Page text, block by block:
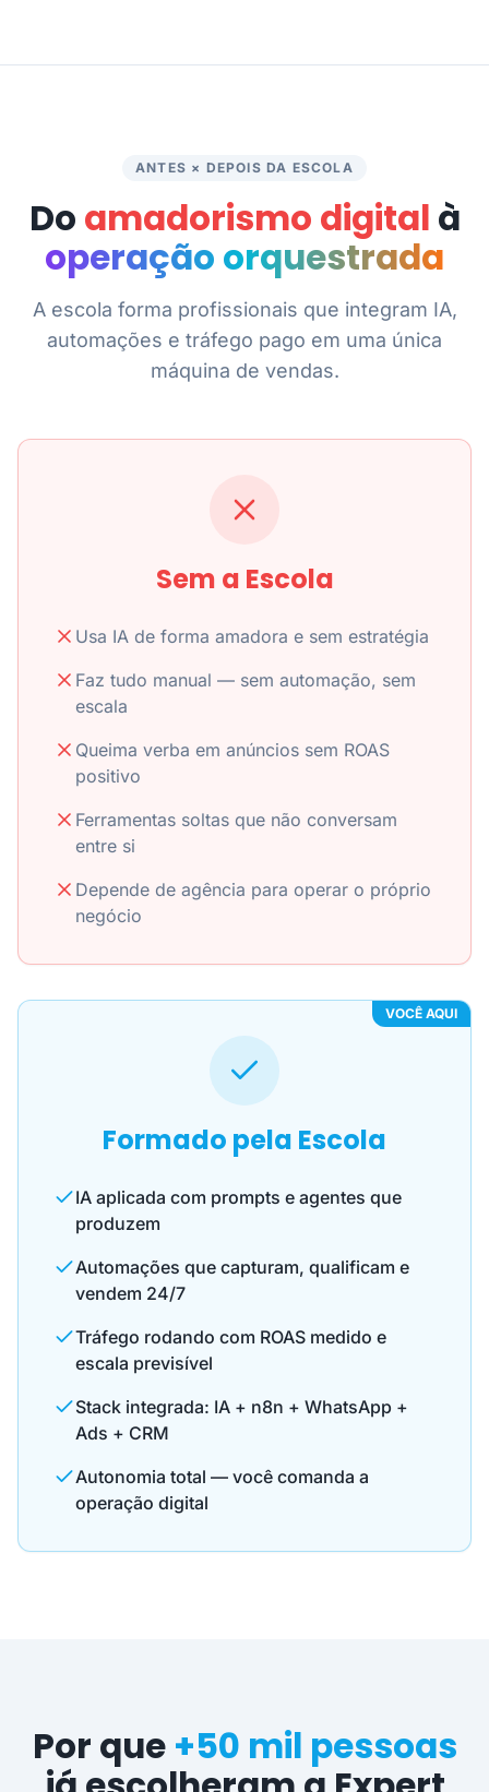
ANTES × DEPOIS DA ESCOLA
Do amadorismo digital à
operação orquestrada
A escola forma profissionais que integram IA,
automações e tráfego pago em uma única
máquina de vendas.
Sem a Escola
Usa IA de forma amadora e sem estratégia
Faz tudo manual — sem automação, sem
escala
Queima verba em anúncios sem ROAS
positivo
Ferramentas soltas que não conversam
entre si
Depende de agência para operar o próprio
negócio
VOCÊ AQUI
Formado pela Escola
IA aplicada com prompts e agentes que
produzem
Automações que capturam, qualificam e
vendem 24/7
Tráfego rodando com ROAS medido e
escala previsível
Stack integrada: IA + n8n + WhatsApp +
Ads + CRM
Autonomia total — você comanda a
operação digital
Por que +50 mil pessoas